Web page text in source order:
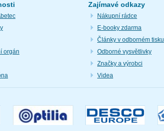
orgán
Zajímavé odkazy
Nákupní rádce
E-booky zdarma
Články v odborném tisku
Odborné vysvětlivky
Značky a výrobci
Videa